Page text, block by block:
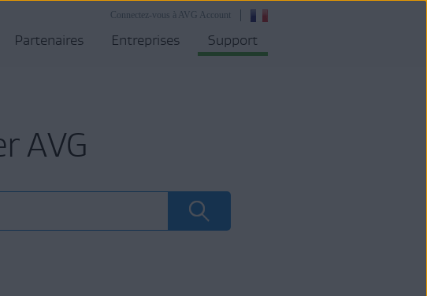
Connectez-vous à AVG Account
Partenaires Entreprises Support
AVG